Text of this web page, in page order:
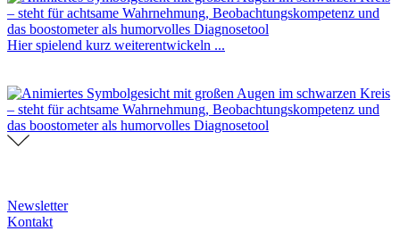
Hier spielend kurz weiterentwickeln ...
Newsletter
Kontakt